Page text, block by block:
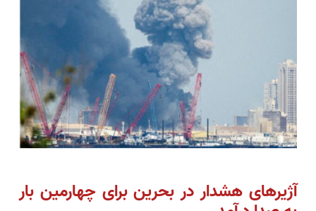
آژیرهای هشدار در بحرین برای چهارمین بار